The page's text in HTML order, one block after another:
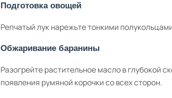
Подготовка овощей
Репчатый лук нарежьте тонкими
Обжаривание баранины
Разогрейте растительное масло в глубокой
появления румяной корочки со всех сторон.